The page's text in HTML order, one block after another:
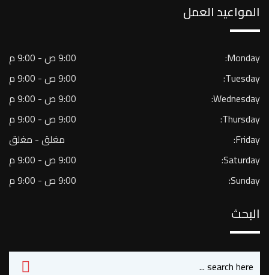
المواعيد العمل
Monday:
9:00 ص - 9:00 م
Tuesday:
9:00 ص - 9:00 م
Wednesday:
9:00 ص - 9:00 م
Thursday:
9:00 ص - 9:00 م
Friday:
مغلق - مغلق
Saturday:
9:00 ص - 9:00 م
Sunday:
9:00 ص - 9:00 م
البحث